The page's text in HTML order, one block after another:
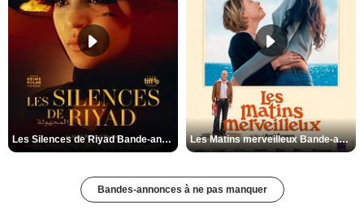
Les Silences de Riyad Bande-annonce VO STFR Les Matins merveilleux Bande-annonce VF
Bandes-annonces à ne pas manquer